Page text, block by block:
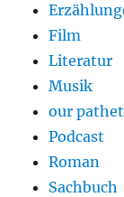
Film
Literatur
Musik
our
Podcast
Roman
Sachbuch